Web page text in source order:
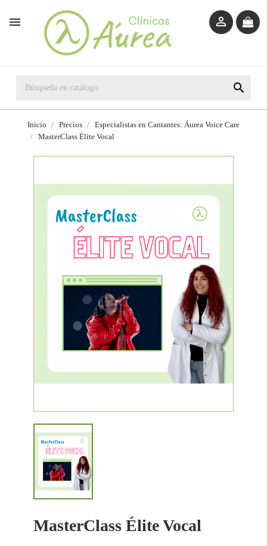
 

Inicio Precios
Especialistas en Cantantes: Áurea Voice Care
MasterClass Élite Vocal
MasterClass Élite Vocal